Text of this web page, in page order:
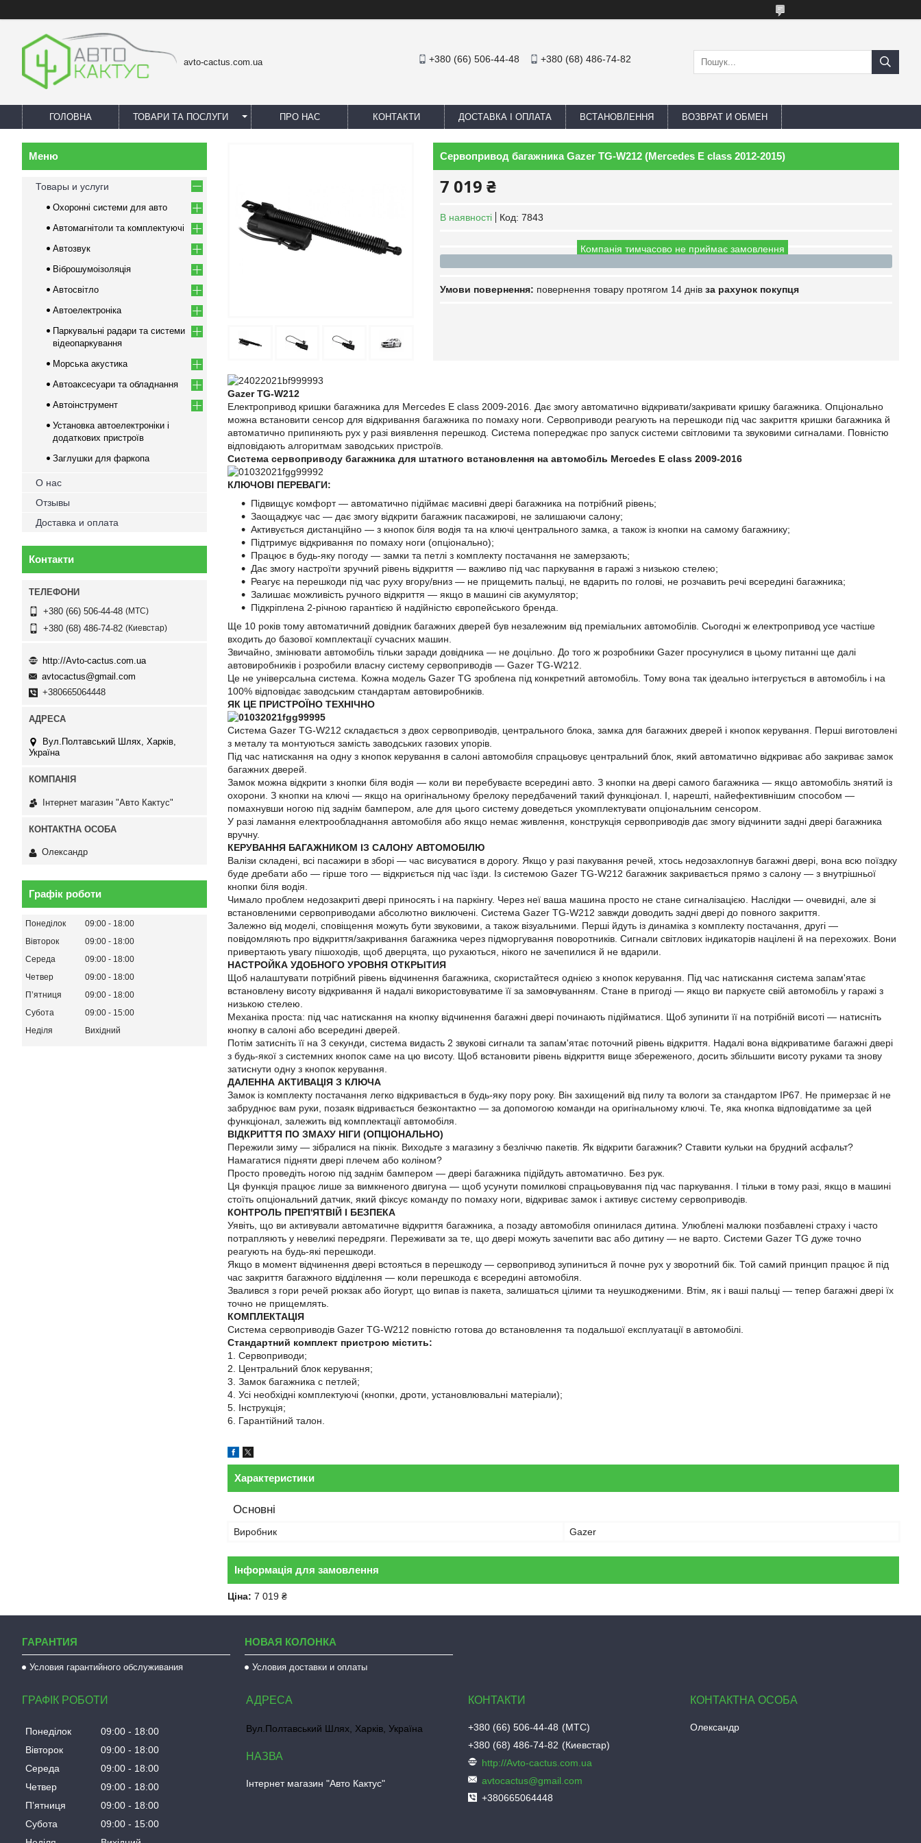
avto-cactus.com.ua +380 (66) 506-44-48 +380 (68) 486-74-82
ГОЛОВНА ТОВАРИ ТА ПОСЛУГИ ПРО НАС КОНТАКТИ ДОСТАВКА І ОПЛАТА ВСТАНОВЛЕННЯ ВОЗВРАТ И ОБМЕН
Сервопривод багажника Gazer TG-W212 (Mercedes E class 2012-2015)
7 019 ₴
В наявності Код: 7843
Компанія тимчасово не приймає замовлення
повернення товару протягом 14 днів за рахунок покупця
Gazer TG-W212
Електропривод кришки багажника для Mercedes E class 2009-2016. Дає змогу автоматично відкривати/закривати кришку багажника. Опціонально
можна встановити сенсор для відкривання багажника по помаху ноги. Сервоприводи реагують на перешкоди під час закриття кришки багажника й
автоматично припиняють рух у разі виявлення перешкод. Система попереджає про запуск системи світловими та звуковими сигналами. Повністю
відповідають алгоритмам заводських пристроїв.
Система сервоприводу багажника для штатного встановлення на автомобіль Mercedes E class 2009-2016
КЛЮЧОВІ ПЕРЕВАГИ:
Підвищує комфорт — автоматично підіймає масивні двері багажника на потрібний рівень;
Заощаджує час — дає змогу відкрити багажник пасажирові, не залишаючи салону;
Активується дистанційно — з кнопок біля водія та на ключі центрального замка, а також із кнопки на самому багажнику;
Підтримує відкривання по помаху ноги (опціонально);
Працює в будь-яку погоду — замки та петлі з комплекту постачання не замерзають;
Дає змогу настроїти зручний рівень відкриття — важливо під час паркування в гаражі з низькою стелею;
Реагує на перешкоди під час руху вгору/вниз — не прищемить пальці, не вдарить по голові, не розчавить речі всередині багажника;
Залишає можливість ручного відкриття — якщо в машині сів акумулятор;
Підкріплена 2-річною гарантією й надійністю європейського бренда.
Ще 10 років тому автоматичний довідник багажних дверей був незалежним від преміальних автомобілів. Сьогодні ж електропривод усе частіше
входить до базової комплектації сучасних машин.
Звичайно, змінювати автомобіль тільки заради довідника — не доцільно. До того ж розробники Gazer просунулися в цьому питанні ще далі
автовиробників і розробили власну систему сервоприводів — Gazer TG-W212.
Це не універсальна система. Кожна модель Gazer TG зроблена під конкретний автомобіль. Тому вона так ідеально інтегрується в автомобіль і на
100% відповідає заводським стандартам автовиробників.
ЯК ЦЕ ПРИСТРОЇНО ТЕХНІЧНО
Система Gazer TG-W212 складається з двох сервоприводів, центрального блока, замка для багажних дверей і кнопок керування. Перші виготовлені
з металу та монтуються замість заводських газових упорів.
Під час натискання на одну з кнопок керування в салоні автомобіля спрацьовує центральний блок, який автоматично відкриває або закриває замок
багажних дверей.
Замок можна відкрити з кнопки біля водія — коли ви перебуваєте всередині авто. З кнопки на двері самого багажника — якщо автомобіль знятий із
охорони. З кнопки на ключі — якщо на оригінальному брелоку передбачений такий функціонал. І, нарешті, найефективнішим способом —
помахнувши ногою під заднім бампером, але для цього систему доведеться укомплектувати опціональним сенсором.
У разі ламання електрообладнання автомобіля або якщо немає живлення, конструкція сервоприводів дає змогу відчинити задні двері багажника
вручну.
КЕРУВАННЯ БАГАЖНИКОМ ІЗ САЛОНУ АВТОМОБІЛЮ
Валізи складені, всі пасажири в зборі — час висуватися в дорогу. Якщо у разі пакування речей, хтось недозахлопнув багажні двері, вона всю поїздку
буде дребати або — гірше того — відкриється під час їзди. Із системою Gazer TG-W212 багажник закривається прямо з салону — з внутрішньої
кнопки біля водія.
Чимало проблем недозакриті двері приносять і на паркінгу. Через неї ваша машина просто не стане сигналізацією. Наслідки — очевидні, але зі
встановленими сервоприводами абсолютно виключені. Система Gazer TG-W212 завжди доводить задні двері до повного закриття.
Залежно від моделі, сповіщення можуть бути звуковими, а також візуальними. Перші йдуть із динаміка з комплекту постачання, другі —
повідомляють про відкриття/закривання багажника через підморгування поворотників. Сигнали світлових індикаторів націлені й на перехожих. Вони
привертають увагу пішоходів, щоб дверцята, що рухаються, нікого не зачепилися й не вдарили.
НАСТРОЙКА УДОБНОГО УРОВНЯ ОТКРЫТИЯ
Щоб налаштувати потрібний рівень відчинення багажника, скористайтеся однією з кнопок керування. Під час натискання система запам'ятає
встановлену висоту відкривання й надалі використовуватиме її за замовчуванням. Стане в пригоді — якщо ви паркуєте свій автомобіль у гаражі з
низькою стелею.
Механіка проста: під час натискання на кнопку відчинення багажні двері починають підійматися. Щоб зупинити її на потрібній висоті — натисніть
кнопку в салоні або всередині дверей.
Потім затисніть її на 3 секунди, система видасть 2 звукові сигнали та запам'ятає поточний рівень відкриття. Надалі вона відкриватиме багажні двері
з будь-якої з системних кнопок саме на цю висоту. Щоб встановити рівень відкриття вище збереженого, досить збільшити висоту руками та знову
затиснути одну з кнопок керування.
ДАЛЕННА АКТИВАЦІЯ З КЛЮЧА
Замок із комплекту постачання легко відкривається в будь-яку пору року. Він захищений від пилу та вологи за стандартом IP67. Не примерзає й не
забруднює вам руки, позаяк відривається безконтактно — за допомогою команди на оригінальному ключі. Те, яка кнопка відповідатиме за цей
функціонал, залежить від комплектації автомобіля.
ВІДКРИТТЯ ПО ЗМАХУ НІГИ (ОПЦІОНАЛЬНО)
Пережили зиму — зібралися на пікнік. Виходьте з магазину з безліччю пакетів. Як відкрити багажник? Ставити кульки на брудний асфальт?
Намагатися підняти двері плечем або коліном?
Просто проведіть ногою під заднім бампером — двері багажника підійдуть автоматично. Без рук.
Ця функція працює лише за вимкненого двигуна — щоб усунути помилкові спрацьовування під час паркування. І тільки в тому разі, якщо в машині
стоїть опціональний датчик, який фіксує команду по помаху ноги, відкриває замок і активує систему сервоприводів.
КОНТРОЛЬ ПРЕП'ЯТВІЙ І БЕЗПЕКА
Уявіть, що ви активували автоматичне відкриття багажника, а позаду автомобіля опинилася дитина. Улюблені малюки позбавлені страху і часто
потрапляють у невеликі передряги. Переживати за те, що двері можуть зачепити вас або дитину — не варто. Системи Gazer TG дуже точно
реагують на будь-які перешкоди.
Якщо в момент відчинення двері встояться в перешкоду — сервопривод зупиниться й почне рух у зворотний бік. Той самий принцип працює й під
час закриття багажного відділення — коли перешкода є всередині автомобіля.
Звалився з гори речей рюкзак або йогурт, що випав із пакета, залишаться цілими та неушкодженими. Втім, як і ваші пальці — тепер багажні двері їх
точно не прищемлять.
КОМПЛЕКТАЦІЯ
Система сервоприводів Gazer TG-W212 повністю готова до встановлення та подальшої експлуатації в автомобілі.
Стандартний комплект пристрою містить:
1. Сервоприводи;
2. Центральний блок керування;
3. Замок багажника с петлей;
4. Усі необхідні комплектуючі (кнопки, дроти, установлювальні матеріали);
5. Інструкція;
6. Гарантійний талон.
Характеристики
Основні
Виробник Gazer
Інформація для замовлення
Ціна: 7 019 ₴
Товары и услуги
Охоронні системи для авто
Автомагнітоли та комплектуючі
Автозвук
Віброшумоізоляція
Автосвітло
Автоелектроніка
Паркувальні радари та системи
відеопаркування
Морська акустика
Автоаксесуари та обладнання
Автоінструмент
Установка автоелектроніки і
додаткових пристроїв
Заглушки для фаркопа
О нас
Отзывы
Доставка и оплата
Контакти
+380 (66) 506-44-48 МТС
+380 (68) 486-74-82 Киевстар
http://Avto-cactus.com.ua
avtocactus@gmail.com
+380665064448
Вул.Полтавський Шлях, Харків,
Україна
Інтернет магазин "Авто Кактус"
Олександр
Графік роботи
Понеділок 09:00
18:00
Вівторок
09:00
18:00
Середа
09:00
18:00
Четвер
09:00
18:00
Пʼятниця
09:00
18:00
Субота
09:00
15:00
Неділя
Вихідний
ГАРАНТИЯ
Условия гарантийного обслуживания
НОВАЯ КОЛОНКА
Условия доставки и оплаты
ГРАФІК РОБОТИ
Понеділок 09:00
18:00
Вівторок
09:00
18:00
Середа
09:00
18:00
Четвер
09:00
18:00
Пʼятниця
09:00
18:00
Субота
09:00
15:00
Вул.Полтавський Шлях, Харків, Україна
Інтернет магазин "Авто Кактус"
+380 (66) 506-44-48
МТС
+380 (68) 486-74-82
Киевстар
http://Avto-cactus.com.ua
avtocactus@gmail.com
+380665064448
Олександр